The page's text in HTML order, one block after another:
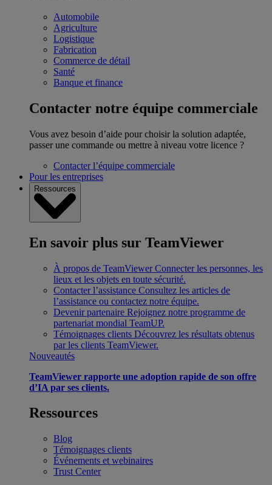
Automobile
Agriculture
Logistique
Fabrication
Commerce de détail
Santé
Banque et finance
Contacter notre équipe commerciale
Vous avez besoin d’aide pour choisir la solution adaptée,
passer une commande ou mettre à niveau votre licence ?
Contacter l’équipe commerciale
Pour les entreprises
Ressources
En savoir plus sur TeamViewer
À propos de TeamViewer Connecter les personnes, les
lieux et les objets en toute sécurité.
Contacter l’assistance Consultez les articles de
l’assistance ou contactez notre équipe.
Devenir partenaire Rejoignez notre programme de
partenariat mondial TeamUP.
Témoignages clients Découvrez les résultats obtenus
par les clients TeamViewer.
Nouveautés
TeamViewer rapporte une adoption rapide de son offre
d’IA par ses clients.
Ressources
Blog
Témoignages clients
Événements et webinaires
Trust Center